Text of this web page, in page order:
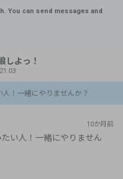
You can send messages and
しよっ！
！一緒にやりませんか？
10か月前
い人！一緒にやりません